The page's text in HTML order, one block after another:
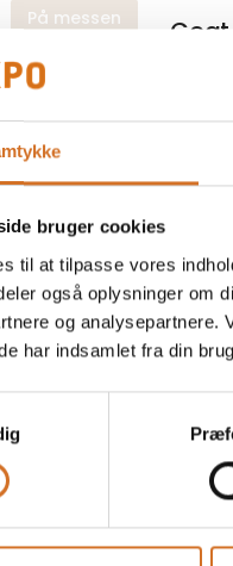
bruger cookies
til at tilpasse vores
også oplysninger om
og analysepartnere.
har indsamlet fra din
På messen Goat